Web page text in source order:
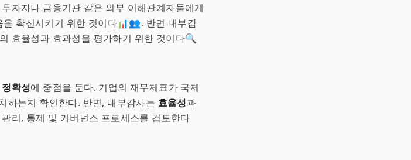
자자나 금융기관 같은 외부 이해관계자들에게
확신시키기 위한 것이다📊👥. 반면 내부감
효율성과 효과성을 평가하기 위한 것이다🔍
정확성에 중점을 둔다. 기업의 재무제표가 국제
하는지 확인한다. 반면, 내부감사는 효율성과
리, 통제 및 거버넌스 프로세스를 검토한다